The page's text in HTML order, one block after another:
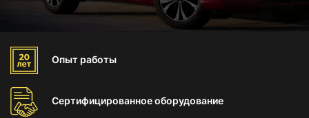
Опыт работы
Сертифицированноеоборудование